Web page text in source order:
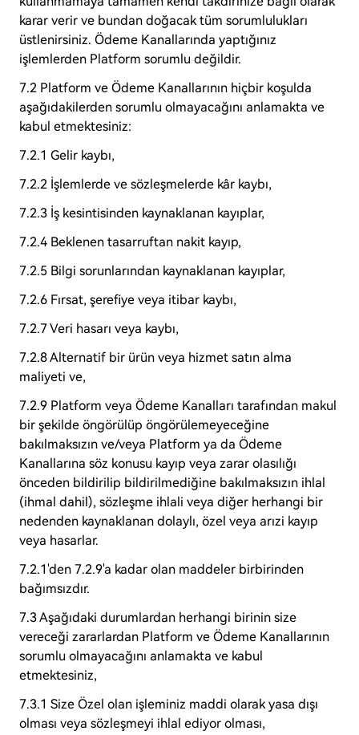
karar verir ve bundan doğacak tüm sorumlulukları
üstlenirsiniz. Ödeme Kanallarında yaptığınız
işlemlerden Platform sorumlu değildir.
7.2 Platform ve Ödeme Kanallarının hiçbir koşulda
aşağıdakilerden sorumlu olmayacağını anlamakta ve
kabul etmektesiniz:
7.2.1 Gelir kaybı,
7.2.2 İşlemlerde ve sözleşmelerde kâr kaybı,
7.2.3 İş kesintisinden kaynaklanan kayıplar,
7.2.4 Beklenen tasarruftan nakit kayıp,
7.2.5 Bilgi sorunlarından kaynaklanan kayıplar,
7.2.6 Fırsat, şerefiye veya itibar kaybı,
7.2.7 Veri hasarı veya kaybı,
7.2.8 Alternatif bir ürün veya hizmet satın alma
maliyeti ve,
7.2.9 Platform veya Ödeme Kanalları tarafından makul
bir şekilde öngörülüp öngörülemeyeceğine
bakılmaksızın ve/veya Platform ya da Ödeme
Kanallarına söz konusu kayıp veya zarar olasılığı
önceden bildirilip bildirilmediğine bakılmaksızın ihlal
(ihmal dahil), sözleşme ihlali veya diğer herhangi bir
nedenden kaynaklanan dolaylı, özel veya arızi kayıp
veya hasarlar.
7.2.1'den 7.2.9'a kadar olan maddeler birbirinden
bağımsızdır.
7.3 Aşağıdaki durumlardan herhangi birinin size
vereceği zararlardan Platform ve Ödeme Kanallarının
sorumlu olmayacağını anlamakta ve kabul
etmektesiniz,
7.3.1 Size Özel olan işleminiz maddi olarak yasa dışı
olması veya sözleşmeyi ihlal ediyor olması,